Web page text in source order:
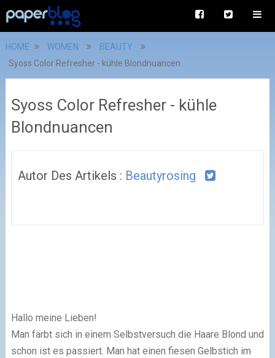
HOME WOMEN
BEAUTY
Syoss Color Refresher - kühle Blondnuancen
Syoss Color Refresher - kühle
Blondnuancen
Autor Des Artikels : Beautyrosing
Hallo meine Lieben!
Man färbt sich in einem Selbstversuch die Haare Blond und
schon ist es passiert. Man hat einen fiesen Gelbstich im